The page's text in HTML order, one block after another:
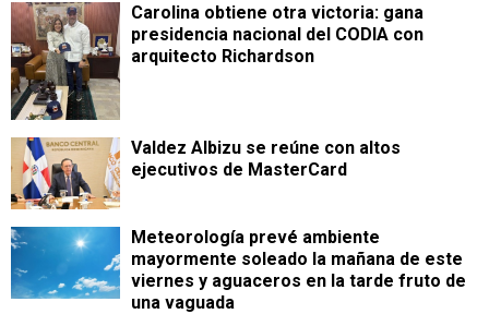
Carolina obtiene otra victoria: gana
presidencia nacional del CODIA con
arquitecto Richardson
Valdez Albizu se reúne con altos
ejecutivos de MasterCard
Meteorología prevé ambiente
mayormente soleado la mañana de este
viernes y aguaceros en la tarde fruto de
una vaguada